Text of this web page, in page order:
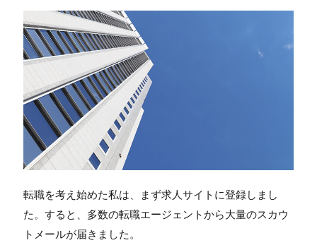
転職を考え始めた私は、まず求人サイトに登録しまし
た。すると、多数の転職エージェントから大量のスカウ
トメールが届きました。